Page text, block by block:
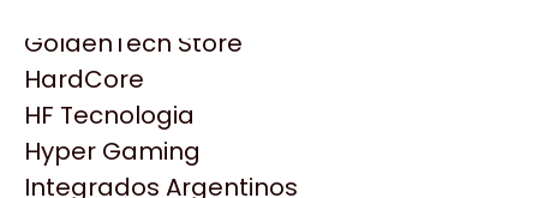
HP
HyperX
INNO3D
Intel
Gezatek
GoldenTech Store
HardCore
HF Tecnologia
Hyper Gaming
Integrados Argentinos